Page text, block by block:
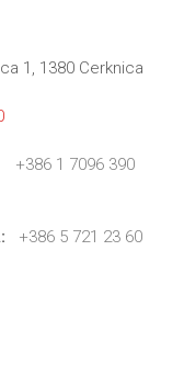
1, 1380 Cerknica
+386 1 7096 390
+386 5 721 23 60